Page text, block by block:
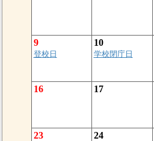
9
登校日
10
学校閉庁日
16 17
23 24